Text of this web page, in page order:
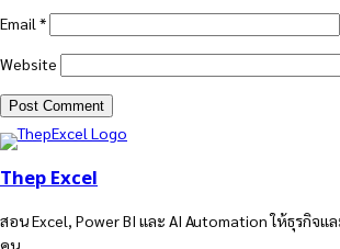
Email *
Website
Thep Excel
สอน Excel, Power BI และ AI Automation ให้ธุรกิจแ
คน